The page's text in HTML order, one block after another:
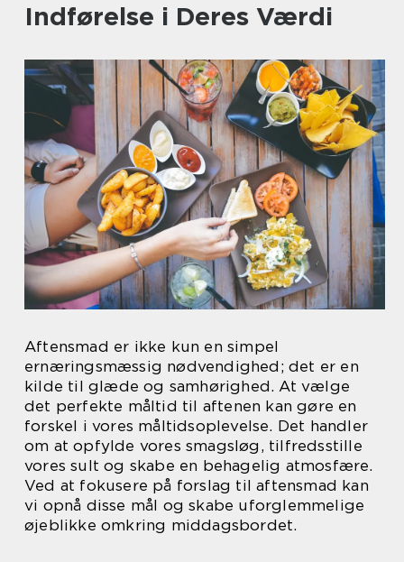
Indførelse i Deres Værdi
Aftensmad er ikke kun en simpel
ernæringsmæssig nødvendighed; det er en
kilde til glæde og samhørighed. At vælge
det perfekte måltid til aftenen kan gøre en
forskel i vores måltidsoplevelse. Det handler
om at opfylde vores smagsløg, tilfredsstille
vores sult og skabe en behagelig atmosfære.
Ved at fokusere på forslag til aftensmad kan
vi opnå disse mål og skabe uforglemmelige
øjeblikke omkring middagsbordet.